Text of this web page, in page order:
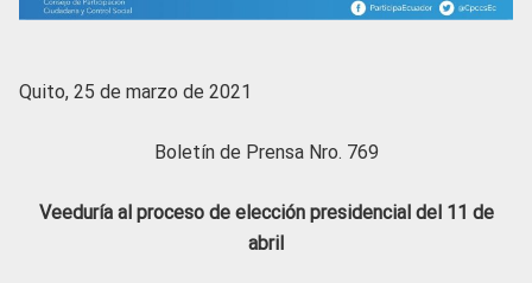
Quito, 25 de marzo de 2021
Boletín de Prensa Nro. 769
Veeduría al proceso de elección presidencial del 11 de
abril